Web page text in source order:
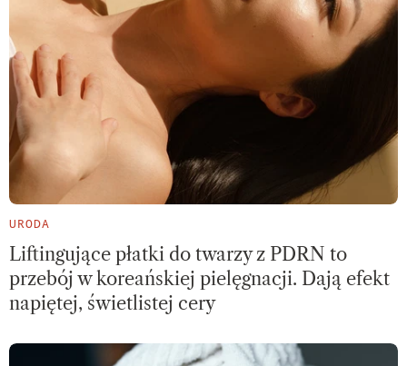
URODA
Liftingujące płatki do twarzy z PDRN to
przebój w koreańskiej pielęgnacji. Dają efekt
napiętej, świetlistej cery